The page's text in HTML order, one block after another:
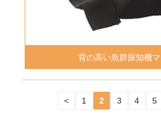
背の高い魚群探知機マ
< 1 2 3 4 5